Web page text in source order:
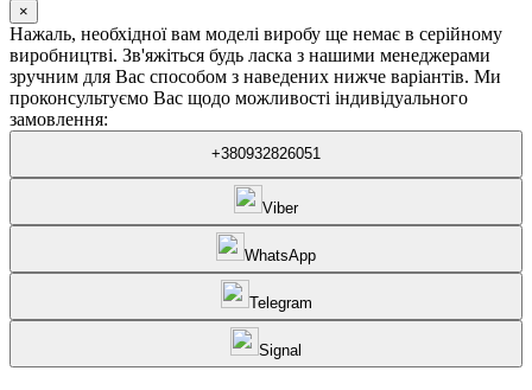
×
Нажаль, необхідної вам моделі виробу ще немає в серійному
виробництві. Зв'яжіться будь ласка з нашими менеджерами
зручним для Вас способом з наведених нижче варіантів. Ми
проконсультуємо Вас щодо можливості індивідуального
замовлення:
+380932826051
Viber
WhatsApp
Telegram
Signal